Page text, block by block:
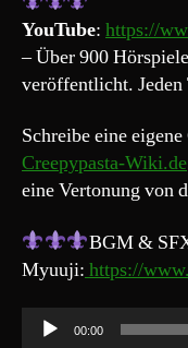
YouTube: https://
– Über 900
veröffentlicht. Jeden
Schreibe eine
Creepypasta-Wiki.de
eine Vertonung von
BGM &
Myuuji: https://
00:00